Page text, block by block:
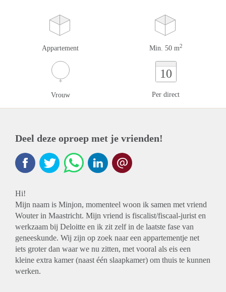
Appartement Min. 50 m2
Vrouw
10
Per direct
Deel deze oproep met je vrienden!
Hi!
Mijn naam is Minjon, momenteel woon ik samen met vriend
Wouter in Maastricht. Mijn vriend is fiscalist/fiscaal-jurist en
werkzaam bij Deloitte en ik zit zelf in de laatste fase van
geneeskunde. Wij zijn op zoek naar een appartementje net
iets groter dan waar we nu zitten, met vooral als eis een
kleine extra kamer (naast één slaapkamer) om thuis te kunnen
werken.